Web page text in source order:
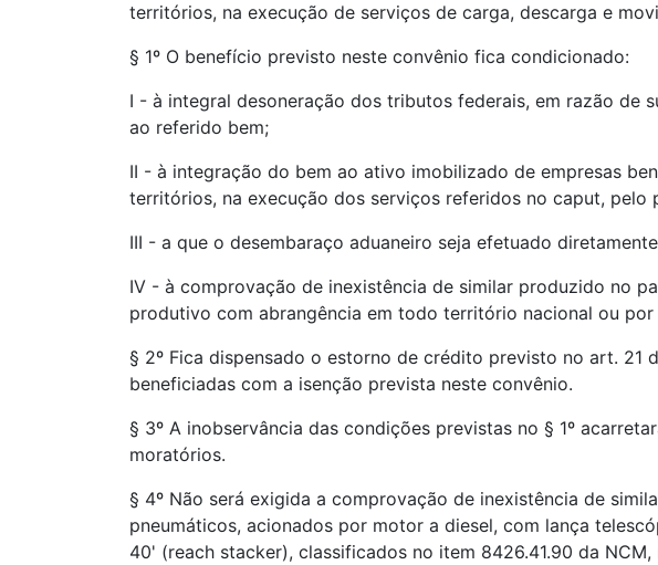
territórios, na execução de serviços de carga, descarga e
§ 1º O benefício previsto neste convênio fica condicionado:
I - à integral desoneração dos tributos federais, em razão de
ao referido bem;
II - à integração do bem ao ativo imobilizado de empresas
territórios, na execução dos serviços referidos no caput, pelo
III - a que o desembaraço aduaneiro seja efetuado
IV - à comprovação de inexistência de similar produzido no
produtivo com abrangência em todo território nacional ou
§ 2º Fica dispensado o estorno de crédito previsto no art. 21
beneficiadas com a isenção prevista neste convênio.
§ 3º A inobservância das condições previstas no § 1º
moratórios.
§ 4º Não será exigida a comprovação de inexistência de
pneumáticos, acionados por motor a diesel, com lança
40' (reach stacker), classificados no item 8426.41.90 da